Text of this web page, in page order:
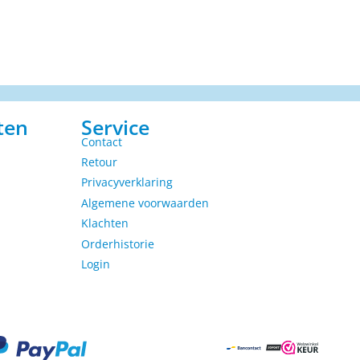
Service
Contact
Retour
Privacyverklaring
Algemene voorwaarden
Klachten
Orderhistorie
Login